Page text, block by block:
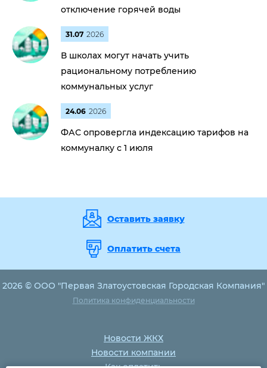
отключение горячей воды
31.07 2026
В школах могут начать учить
рациональному потреблению
коммунальных услуг
24.06 2026
ФАС опровергла индексацию тарифов на
коммуналку с 1 июля
Оставить заявку
Оплатить счета
2026 © ООО "Первая Златоустовская Городская Компания"
Политика конфиденциальности
Новости ЖКХ
Новости компании